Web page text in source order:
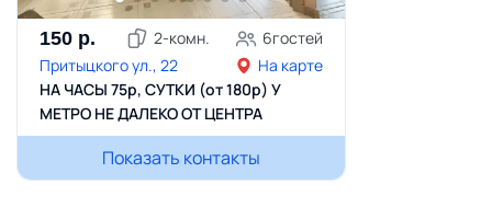
150 р. 2-комн. 6гостей
Притыцкого ул., 22
На карте
НА ЧАСЫ 75р, СУТКИ (от 180р) У
МЕТРО НЕ ДАЛЕКО ОТ ЦЕНТРА
Показать контакты